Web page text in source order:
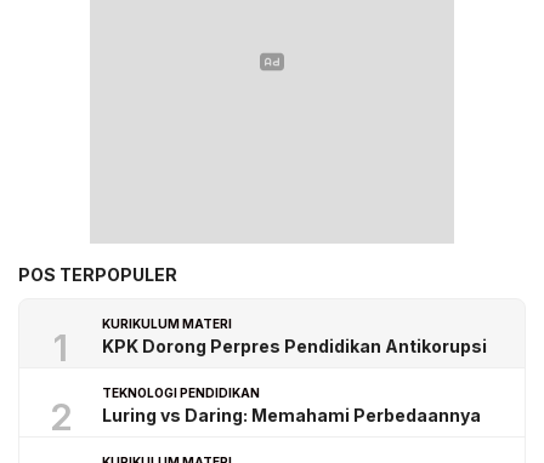
POS TERPOPULER
1
KURIKULUM MATERI
KPK Dorong Perpres Pendidikan Antikorupsi
2
TEKNOLOGI PENDIDIKAN
Luring vs Daring: Memahami Perbedaannya